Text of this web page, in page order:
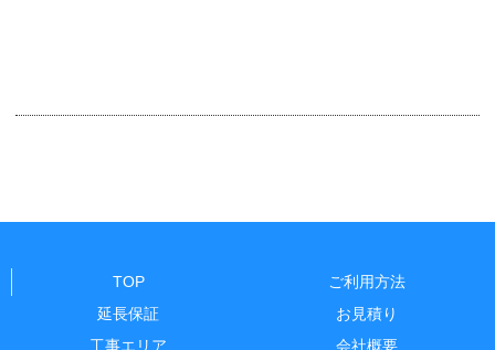
TOP
ご利用方法
延長保証
お見積り
工事エリア
会社概要